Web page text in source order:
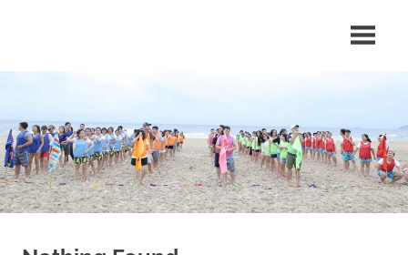
ty
du
lịch
nổi
Team
Building